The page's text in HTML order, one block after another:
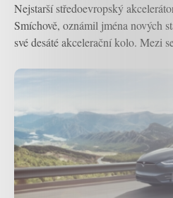
Nejstarší středoevropský
Smíchově, oznámil jména nových
své desáté akcelerační kolo. Mezi